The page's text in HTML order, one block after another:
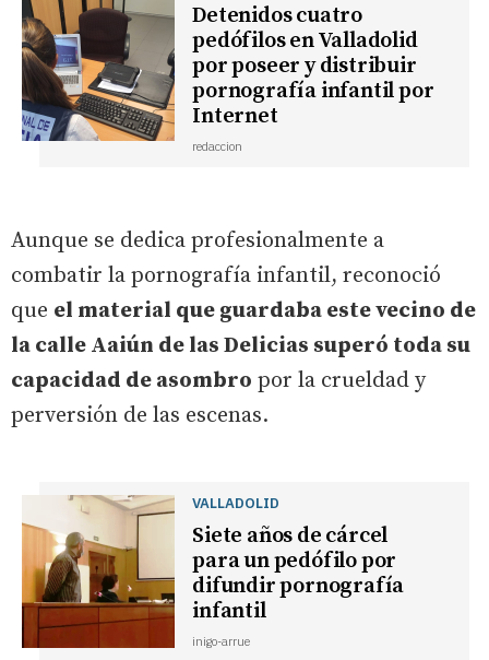
Detenidos cuatro
pedófilos en Valladolid
por poseer y distribuir
pornografía infantil por
Internet
redaccion
Aunque se dedica profesionalmente a
combatir la pornografía infantil, reconoció
que el material que guardaba este vecino de
la calle Aaiún de las Delicias superó toda su
capacidad de asombro por la crueldad y
perversión de las escenas.
VALLADOLID
Siete años de cárcel
para un pedófilo por
difundir pornografía
infantil
inigo-arrue